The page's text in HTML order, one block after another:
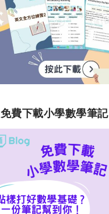
免費下載小學數學筆記